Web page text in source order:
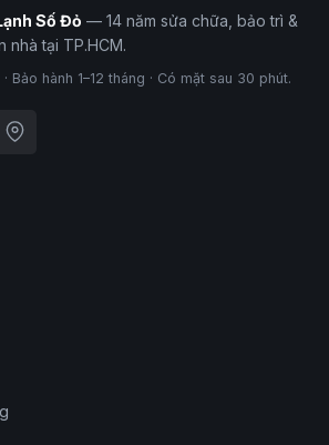
Số Đỏ — 14 năm sửa chữa, bảo trì &
nhà tại TP.HCM.
Bảo hành 1–12 tháng · Có mặt sau 30 phút.